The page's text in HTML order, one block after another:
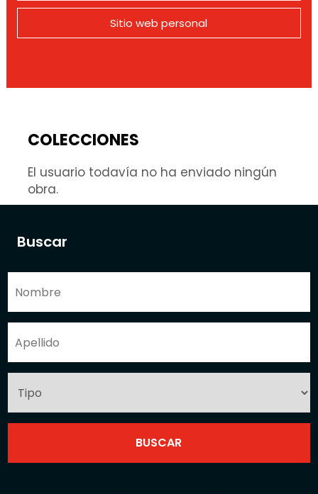
Buscar
Sitio web personal
COLECCIONES
El usuario todavía no ha enviado ningún
obra.